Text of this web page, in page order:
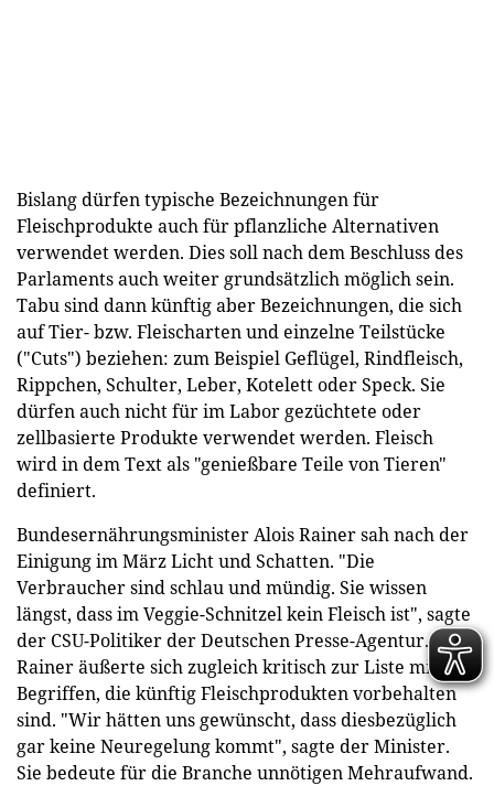
Bislang dürfen typische Bezeichnungen für
Fleischprodukte auch für pflanzliche Alternativen
verwendet werden. Dies soll nach dem Beschluss des
Parlaments auch weiter grundsätzlich möglich sein.
Tabu sind dann künftig aber Bezeichnungen, die sich
auf Tier- bzw. Fleischarten und einzelne Teilstücke
("Cuts") beziehen: zum Beispiel Geflügel, Rindfleisch,
Rippchen, Schulter, Leber, Kotelett oder Speck. Sie
dürfen auch nicht für im Labor gezüchtete oder
zellbasierte Produkte verwendet werden. Fleisch
wird in dem Text als "genießbare Teile von Tieren"
definiert.
Bundesernährungsminister Alois Rainer sah nach der
Einigung im März Licht und Schatten. "Die
Verbraucher sind schlau und mündig. Sie wissen
längst, dass im Veggie-Schnitzel kein Fleisch ist", sagte
der CSU-Politiker der Deutschen Presse-Agentur.
Rainer äußerte sich zugleich kritisch zur Liste mit
Begriffen, die künftig Fleischprodukten vorbehalten
sind. "Wir hätten uns gewünscht, dass diesbezüglich
gar keine Neuregelung kommt", sagte der Minister.
Sie bedeute für die Branche unnötigen Mehraufwand.